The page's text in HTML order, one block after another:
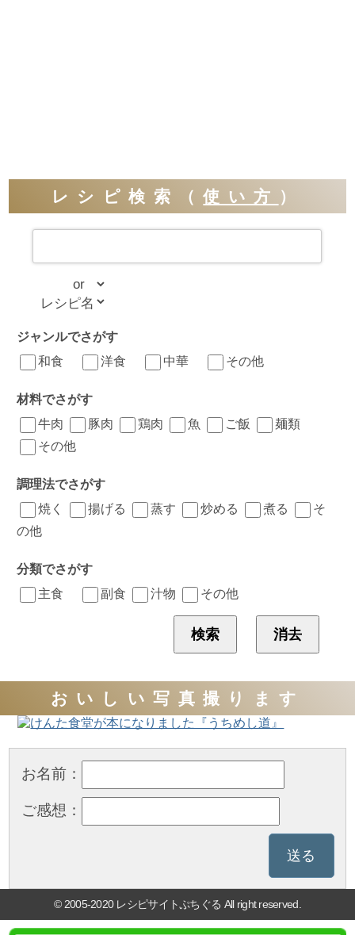
レシピ検索（使い方 ）
ジャンルでさがす
和食
洋食 中華 その他
材料でさがす
牛肉
豚肉 鶏肉 魚 ご飯
麺類
その他
調理法でさがす
焼く
揚げる 蒸す 炒める 煮る
そ
の他
分類でさがす
主食
副食 汁物 その他
おいしい写真撮ります
お名前：
ご感想：
© 2005-2020 レシピサイトぷちぐる All right reserved.